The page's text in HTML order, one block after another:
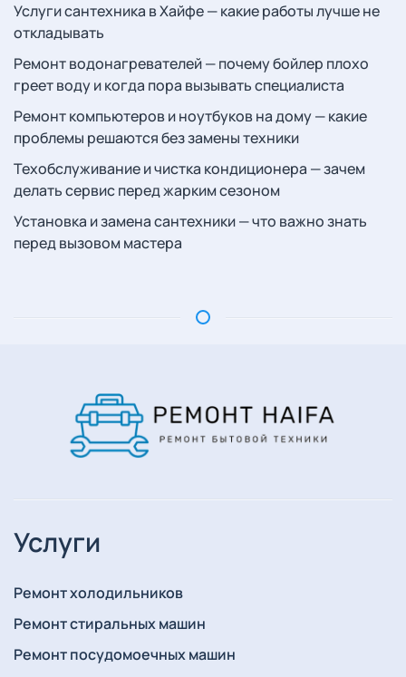
Услуги сантехника в Хайфе — какие работы лучше не
откладывать
Ремонт водонагревателей — почему бойлер плохо
греет воду и когда пора вызывать специалиста
Ремонт компьютеров и ноутбуков на дому — какие
проблемы решаются без замены техники
Техобслуживание и чистка кондиционера — зачем
делать сервис перед жарким сезоном
Установка и замена сантехники — что важно знать
перед вызовом мастера
Услуги
Ремонт холодильников
Ремонт стиральных машин
Ремонт посудомоечных машин